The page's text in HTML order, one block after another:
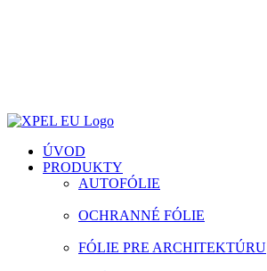
ÚVOD
PRODUKTY
AUTOFÓLIE
OCHRANNÉ FÓLIE
FÓLIE PRE ARCHITEKTÚRU